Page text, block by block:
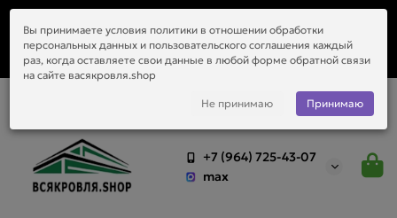
приобретённый у нас материал.
+7 (964) 725-43-07
max
Вы принимаете условия политики в отношении обработки
персональных данных и пользовательского соглашения каждый
раз, когда оставляете свои данные в любой форме обратной связи
на сайте васякровля.shop
Не принимаю Принимаю